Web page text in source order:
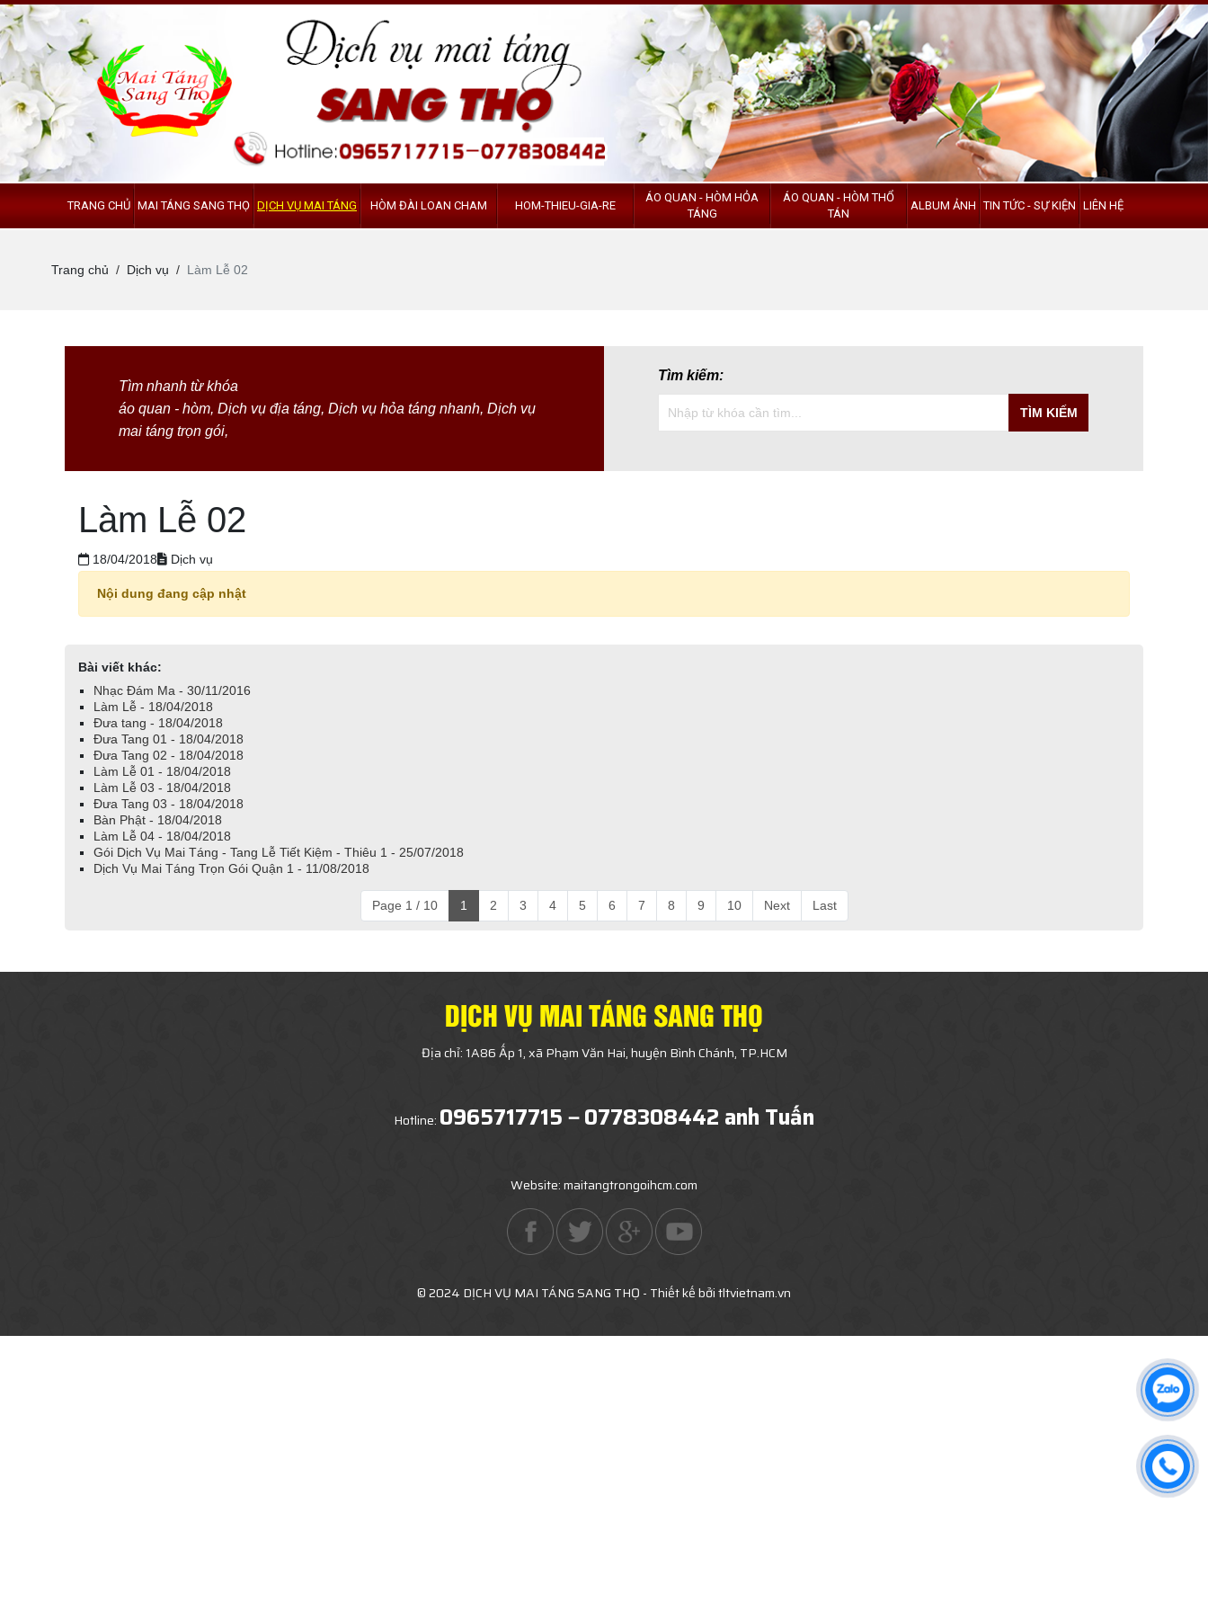
TRANG CHỦ MAI TÁNG SANG THỌ DỊCH VỤ MAI TÁNG HÒM ĐÀI LOAN CHAM HOM-THIEU-GIA-RE
ÁO QUAN - HÒM HỎA
TÁNG
ÁO QUAN - HÒM THỔ
TÁN
ALBUM ẢNH TIN TỨC - SỰ KIỆN LIÊN HỆ
Trang chủ Dịch vụ Làm Lễ 02
Tìm nhanh từ khóa
áo quan - hòm, Dịch vụ địa táng, Dịch vụ hỏa táng nhanh, Dịch vụ
mai táng trọn gói,
Tìm kiếm:
TÌM KIẾM
Làm Lễ 02
18/04/2018 Dịch vụ
Nội dung đang cập nhật
Bài viết khác:
Nhạc Đám Ma - 30/11/2016
Làm Lễ - 18/04/2018
Đưa tang - 18/04/2018
Đưa Tang 01 - 18/04/2018
Đưa Tang 02 - 18/04/2018
Làm Lễ 01 - 18/04/2018
Làm Lễ 03 - 18/04/2018
Đưa Tang 03 - 18/04/2018
Bàn Phật - 18/04/2018
Làm Lễ 04 - 18/04/2018
Gói Dịch Vụ Mai Táng - Tang Lễ Tiết Kiệm - Thiêu 1 - 25/07/2018
Dịch Vụ Mai Táng Trọn Gói Quận 1 - 11/08/2018
Page 1 / 10 1 2 3 4 5 6 7 8 9 10 Next Last
DỊCH VỤ MAI TÁNG SANG THỌ
Địa chỉ: 1A86 Ấp 1, xã Phạm Văn Hai, huyện Bình Chánh, TP.HCM
Hotline: 0965717715－0778308442 anh Tuấn
Website: maitangtrongoihcm.com
© 2024 DỊCH VỤ MAI TÁNG SANG THỌ - Thiết kế bởi tltvietnam.vn